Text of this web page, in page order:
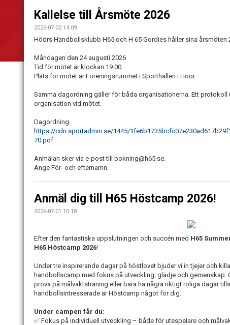
Kallelse till Årsmöte 2026
2026-07-02 14:09
Höörs Handbollsklubb H65 och H 65 Gordies håller sina årsmöten
Måndagen den 24 augusti 2026
Tid för mötet är klockan 19.00
Plats för mötet är Föreningsrummet i Sporthallen i Höör
Samma dagordning gäller för båda organisationerna. Ett protokoll
organisation vid mötet.
Dagordning:
https://cdn.sportadmin.se/1445/
70.pdf
Anmälan sker via e-post till bokning@h65.se.
Ange För- och efternamn.
Anmäl dig till H65 Höstcamp 2026!
2026-07-01 10:18
Efter den fantastiska uppslutningen och succén med H65
H65 Höstcamp 2026!
Under tre inspirerande dagar på höstlovet bjuder vi in tjejer och
handbollscamp med fokus på utveckling, glädje och gemenskap.
prova på målvaktsträning eller bara ha några riktigt roliga dagar
handbollsintresserade är Höstcamp något för dig.
Under campen får du:
✅ Fokus på individuell utveckling – både för utespelare och